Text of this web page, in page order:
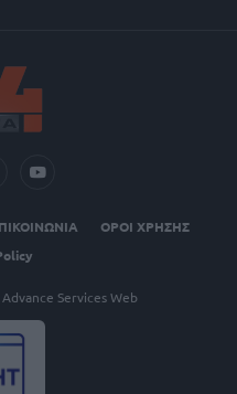
ΟΡΟΙ ΧΡΗΣΗΣ
Advance Services Web